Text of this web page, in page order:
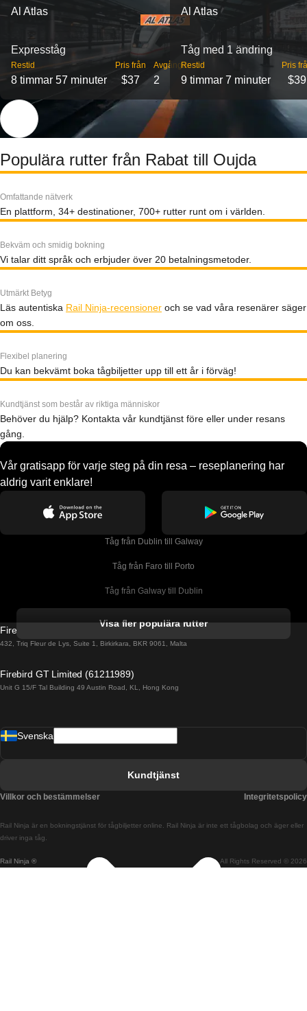
Al Atlas
Expresståg
Restid
8 timmar 57 minuter
Pris från
$37
Avgångar
2
Al Atlas
Tåg med 1 ändring
Restid
9 timmar 7 minuter
Pris
$39
Populära rutter från Rabat till Oujda
Omfattande nätverk
En plattform, 34+ destinationer, 700+ rutter runt om i världen.
Bekväm och smidig bokning
Vi talar ditt språk och erbjuder över 20 betalningsmetoder.
Utmärkt Betyg
Läs autentiska Rail Ninja-recensioner och se vad våra resenärer säger
om oss.
Flexibel planering
Du kan bekvämt boka tågbiljetter upp till ett år i förväg!
Kundtjänst som består av riktiga människor
Behöver du hjälp? Kontakta vår kundtjänst före eller under resans
gång.
Vår gratisapp för varje steg på din resa – reseplanering har
aldrig varit enklare!
Tåg från Dublin till Galway
Tåg från Faro till Porto
Tåg från Galway till Dublin
Tåg från Porto till Faro
Tåg från Barcelona till Madrid
Tåg från Budapest till Bratislava
Visa fler populära rutter
Firebird GT Limited (OC 1451)
432, Triq Fleur de Lys, Suite 1, Birkirkara, BKR 9061, Malta
Firebird GT Limited (61211989)
Unit G 15/F Tal Building 49 Austin Road, KL, Hong Kong
Rail Ninja ® All Rights Reserved © 2026
Rail Ninja är en bokningstjänst för tågbiljetter online. Rail Ninja är inte ett tågbolag och äger eller
driver inga tåg.
Svenska
Kundtjänst
Villkor och bestämmelser Integritetspolicy